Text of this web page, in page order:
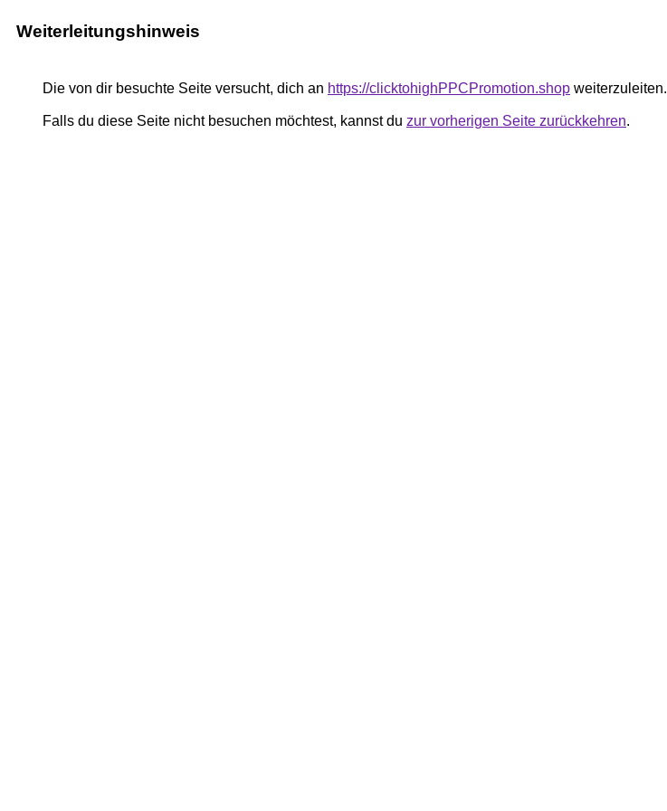
Weiterleitungshinweis
Die von dir besuchte Seite versucht, dich an https://clicktohighPPCPromotion.shop weiterzuleiten.
Falls du diese Seite nicht besuchen möchtest, kannst du zur vorherigen Seite zurückkehren.